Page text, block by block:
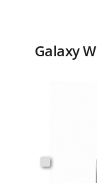
Galaxy